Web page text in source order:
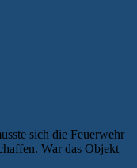
sich die Feuerwehr
War das Objekt